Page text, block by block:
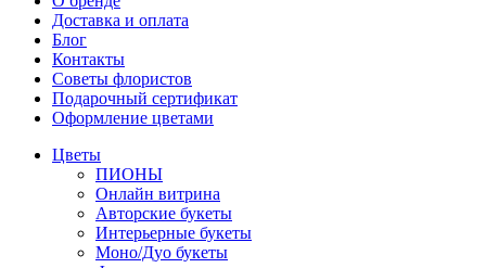
Доставка и оплата
Блог
Контакты
Советы флористов
Подарочный сертификат
Оформление цветами
Цветы
ПИОНЫ
Онлайн витрина
Авторские букеты
Интерьерные букеты
Моно/Дуо букеты